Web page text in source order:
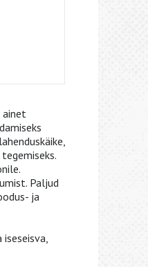
ainet
Paljud
ja